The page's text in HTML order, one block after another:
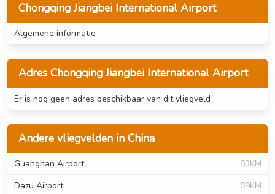
Chongqing Jiangbei International Airport
Algemene informatie
Adres Chongqing Jiangbei International Airport
Er is nog geen adres beschikbaar van dit vliegveld
Andere vliegvelden in China
Guanghan Airport
83KM
Dazu Airport
89KM